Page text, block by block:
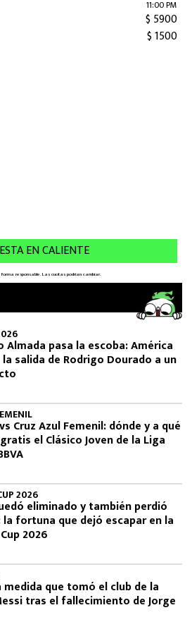
Almada pasa la escoba: América
salida de Rodrigo Dourado a un
Cruz Azul Femenil: dónde y a qué
el Clásico Joven de la Liga
2026
eliminado y también perdió
fortuna que dejó escapar en la
2026
medida que tomó el club de la
tras el fallecimiento de Jorge